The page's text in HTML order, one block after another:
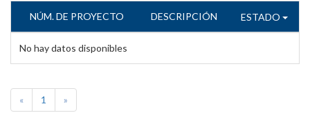
NÚM. DE PROYECTO DESCRIPCIÓN ESTADO
No hay datos disponibles
« 1 »